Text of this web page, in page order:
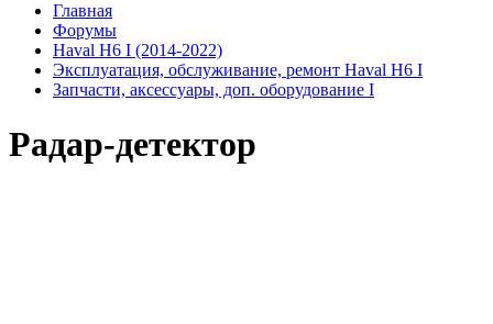
Главная
Форумы
Haval H6 I (2014-2022)
Эксплуатация, обслуживание, ремонт Haval H6 I
Запчасти, аксессуары, доп. оборудование I
Радар-детектор